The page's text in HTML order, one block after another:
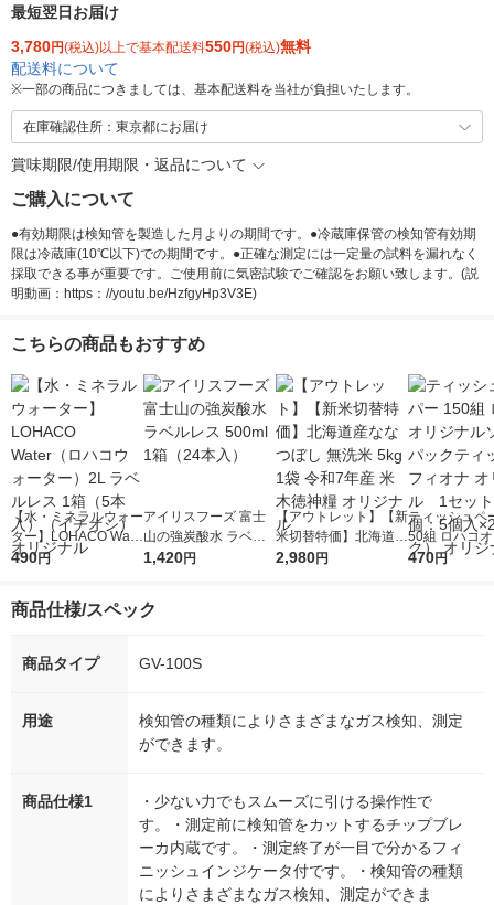
最短翌日お届け
3,780円(税込)以上で基本配送料550円(税込)無料
配送料について
※一部の商品につきましては、基本配送料を当社が負担いたします。
在庫確認住所：東京都にお届け
賞味期限/使用期限・返品について
ご購入について
●有効期限は検知管を製造した月よりの期間です。●冷蔵庫保管の検知管有効期
限は冷蔵庫(10℃以下)での期間です。●正確な測定には一定量の試料を漏れなく
採取できる事が重要です。ご使用前に気密試験でご確認をお願い致します。(説
明動画：https：//youtu.be/HzfgyHp3V3E)
こちらの商品もおすすめ
【水・ミネラルウォー
ター】LOHACO Wate
r（ロハコウォータ
シ） オリジナル
490円
アイリスフーズ 富士
山の強炭酸水 ラベル
レス 500ml 1箱（24
1,420円
【アウトレット】【新
米切替特価】北海道産
ななつぼし 無洗米 5k
2,980円
ティッシュペ
50組 ロハコ
ルソフトパッ
470円
商品仕様/スペック
商品タイプ GV-100S
用途
検知管の種類によりさまざまなガス検知、測定
ができます。
商品仕様1
・少ない力でもスムーズに引ける操作性で
す。・測定前に検知管をカットするチップブレ
ーカ内蔵です。・測定終了が一目で分かるフィ
ニッシュインジケータ付です。・検知管の種類
によりさまざまなガス検知、測定ができま